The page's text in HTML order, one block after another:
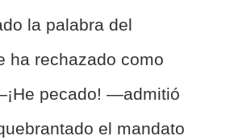
la palabra del
ha rechazado como
pecado! —admitió
el mandato